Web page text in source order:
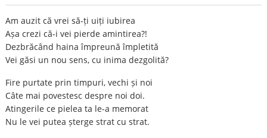
Am auzit că vrei să-ți uiți iubirea
Așa crezi că-i vei pierde amintirea?!
Dezbrăcând haina împreună împletită
Vei găsi un nou sens, cu inima dezgolită?
Fire purtate prin timpuri, vechi și noi
Câte mai povestesc despre noi doi.
Atingerile ce pielea ta le-a memorat
Nu le vei putea șterge strat cu strat.